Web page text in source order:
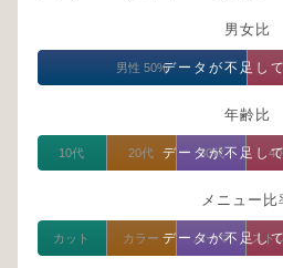
男女比
データが不足し
男性 50%
年齢比
データが不足し
10代 20代 30代
メニュー比
データが不足し
カット カラー パーマ スト